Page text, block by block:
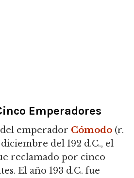
Emperadores
emperador Cómodo (r.
diciembre del 192 d.C., el
reclamado por cinco
El año 193 d.C. fue